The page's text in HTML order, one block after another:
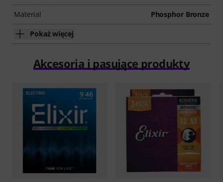
Material Phosphor Bronze
Pokaż więcej
Akcesoria i pasujące produkty